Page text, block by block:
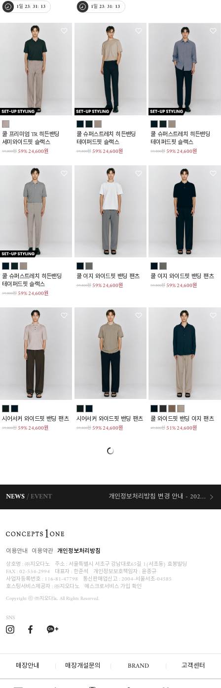
1일 23: 31: 12 1일 23: 31: 12
쿨 프리미엄 TR 히든밴딩
세미와이드핏 슬랙스
59,800원 59%24,600원
쿨 슈퍼스트레치 히든밴딩
테이퍼드핏 슬랙스
59,800원 59%24,600원
쿨 슈퍼스트레치 히든밴딩
테이퍼드핏 슬랙스
59,800원 59%24,600원
쿨 슈퍼스트레치 히든밴딩
테이퍼드핏 슬랙스
59,800원 59%24,600원
쿨 이지 와이드핏 밴딩 팬츠
59,800원 59%24,600원
쿨 이지 와이드핏 밴딩 팬츠
59,800원 59%24,600원
시어서커 와이드핏 밴딩 팬츠
59,800원 59%24,600원
시어서커 와이드핏 밴딩 팬츠
59,800원 59%24,600원
쿨 와이드핏 밴딩 이지 팬츠
49,800원 51%24,600원
NEWS EVENT 개인정보처리방침 변경 안내 - 2026/07/30 시행
이용안내 이용약관 개인정보처리방침
상호명 : ㈜지오다노 주소 : 서울특별시 서초구 강남대로65길 1(서초동) 효봉빌딩
FAX : 02-534-2994 대표자 : 한준석 개인정보보호책임자 : 윤종규
사업자등록번호 : 116-81-47798 통신판매업신고 : 2004-서울서초-04585
호스팅서비스제공자 : ㈜지오다노 에스크로서비스 가입 확인
Copyright ⓒ ㈜지오다노. All Rights Reserved.
SNS
매장안내 매장개설문의 BRAND 고객센터